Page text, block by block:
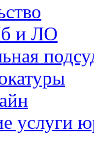
и ЛО
услуги